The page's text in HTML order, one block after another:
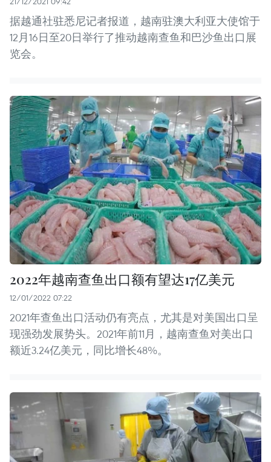
据越通社驻悉尼记者报道，越南驻澳大利亚大使馆于
12月16日至20日举行了推动越南查鱼和巴沙鱼出口展
览会。
2022年越南查鱼出口额有望达17亿美元
12/01/2022 07:22
2021年查鱼出口活动仍有亮点，尤其是对美国出口呈
现强劲发展势头。2021年前11月，越南查鱼对美出口
额近3.24亿美元，同比增长48%。